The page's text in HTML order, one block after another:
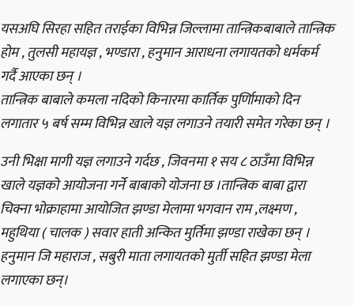
यसअघि सिरहा सहित तराईका विभिन्न जिल्लामा तान्त्रिकबाबाले तान्त्रिक
होम , तुलसी महायज्ञ , भण्डारा , हनुमान आराधना लगायतको धर्मकर्म
गर्दै आएका छन् ।
तान्त्रिक बाबाले कमला नदिको किनारमा कार्तिक पुर्णिामाको दिन
लगातार ५ बर्ष सम्म विभिन्न खाले यज्ञ लगाउने तयारी समेत गरेका छन् ।
उनी भिक्षा मागी यज्ञ लगाउने गर्दछ , जिवनमा १ सय ८ ठाउँमा विभिन्न
खाले यज्ञको आयोजना गर्ने बाबाको योजना छ ।तान्त्रिक बाबा द्वारा
चिक्ना भोक्राहामा आयोजित झण्डा मेलामा भगवान राम ,लक्ष्मण ,
महुथिया ( चालक ) सवार हाती अन्कित मुर्तिमा झण्डा राखेका छन् ।
हनुमान जि महाराज , सबुरी माता लगायतको मुर्ती सहित झण्डा मेला
लगाएका छन्।